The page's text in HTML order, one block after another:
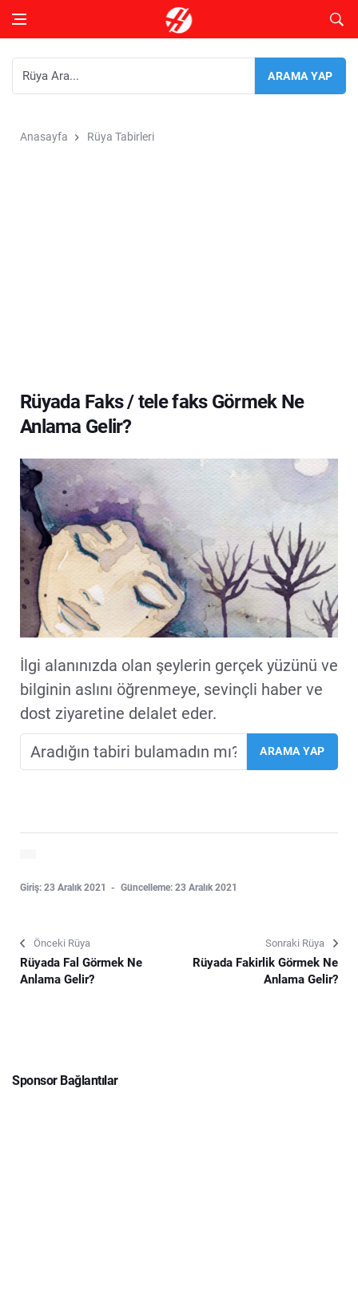
Anasayfa Rüya Tabirleri
Rüyada Faks / tele faks Görmek Ne
Anlama Gelir?
İlgi alanınızda olan şeylerin gerçek yüzünü ve
bilginin aslını öğrenmeye, sevinçli haber ve
dost ziyaretine delalet eder.
Giriş: 23 Aralık 2021 Güncelleme: 23 Aralık 2021
Önceki Rüya
Rüyada Fal Görmek Ne
Anlama Gelir?
Sonraki Rüya
Rüyada Fakirlik Görmek Ne
Anlama Gelir?
Sponsor Bağlantılar